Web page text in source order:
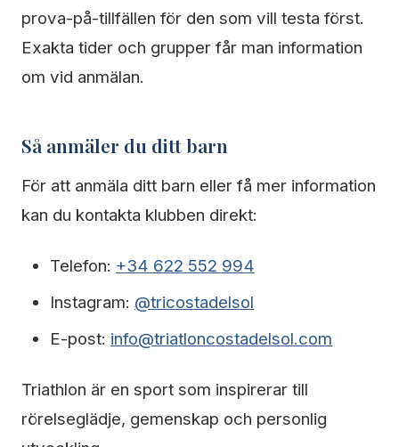
prova-på-tillfällen för den som vill testa först.
Exakta tider och grupper får man information
om vid anmälan.
Så anmäler du ditt barn
För att anmäla ditt barn eller få mer information
kan du kontakta klubben direkt:
Telefon: +34 622 552 994
Instagram: @tricostadelsol
E-post: info@triatloncostadelsol.com
Triathlon är en sport som inspirerar till
rörelseglädje, gemenskap och personlig